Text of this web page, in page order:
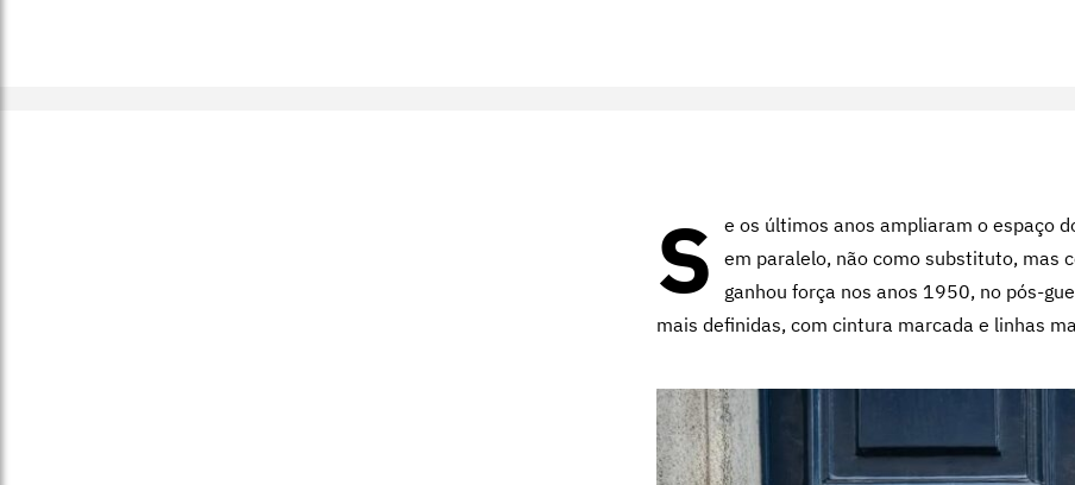
S e os últimos anos ampliaram o espaço
em paralelo, não como substituto, mas
ganhou força nos anos 1950, no pós-
mais definidas, com cintura marcada e linhas